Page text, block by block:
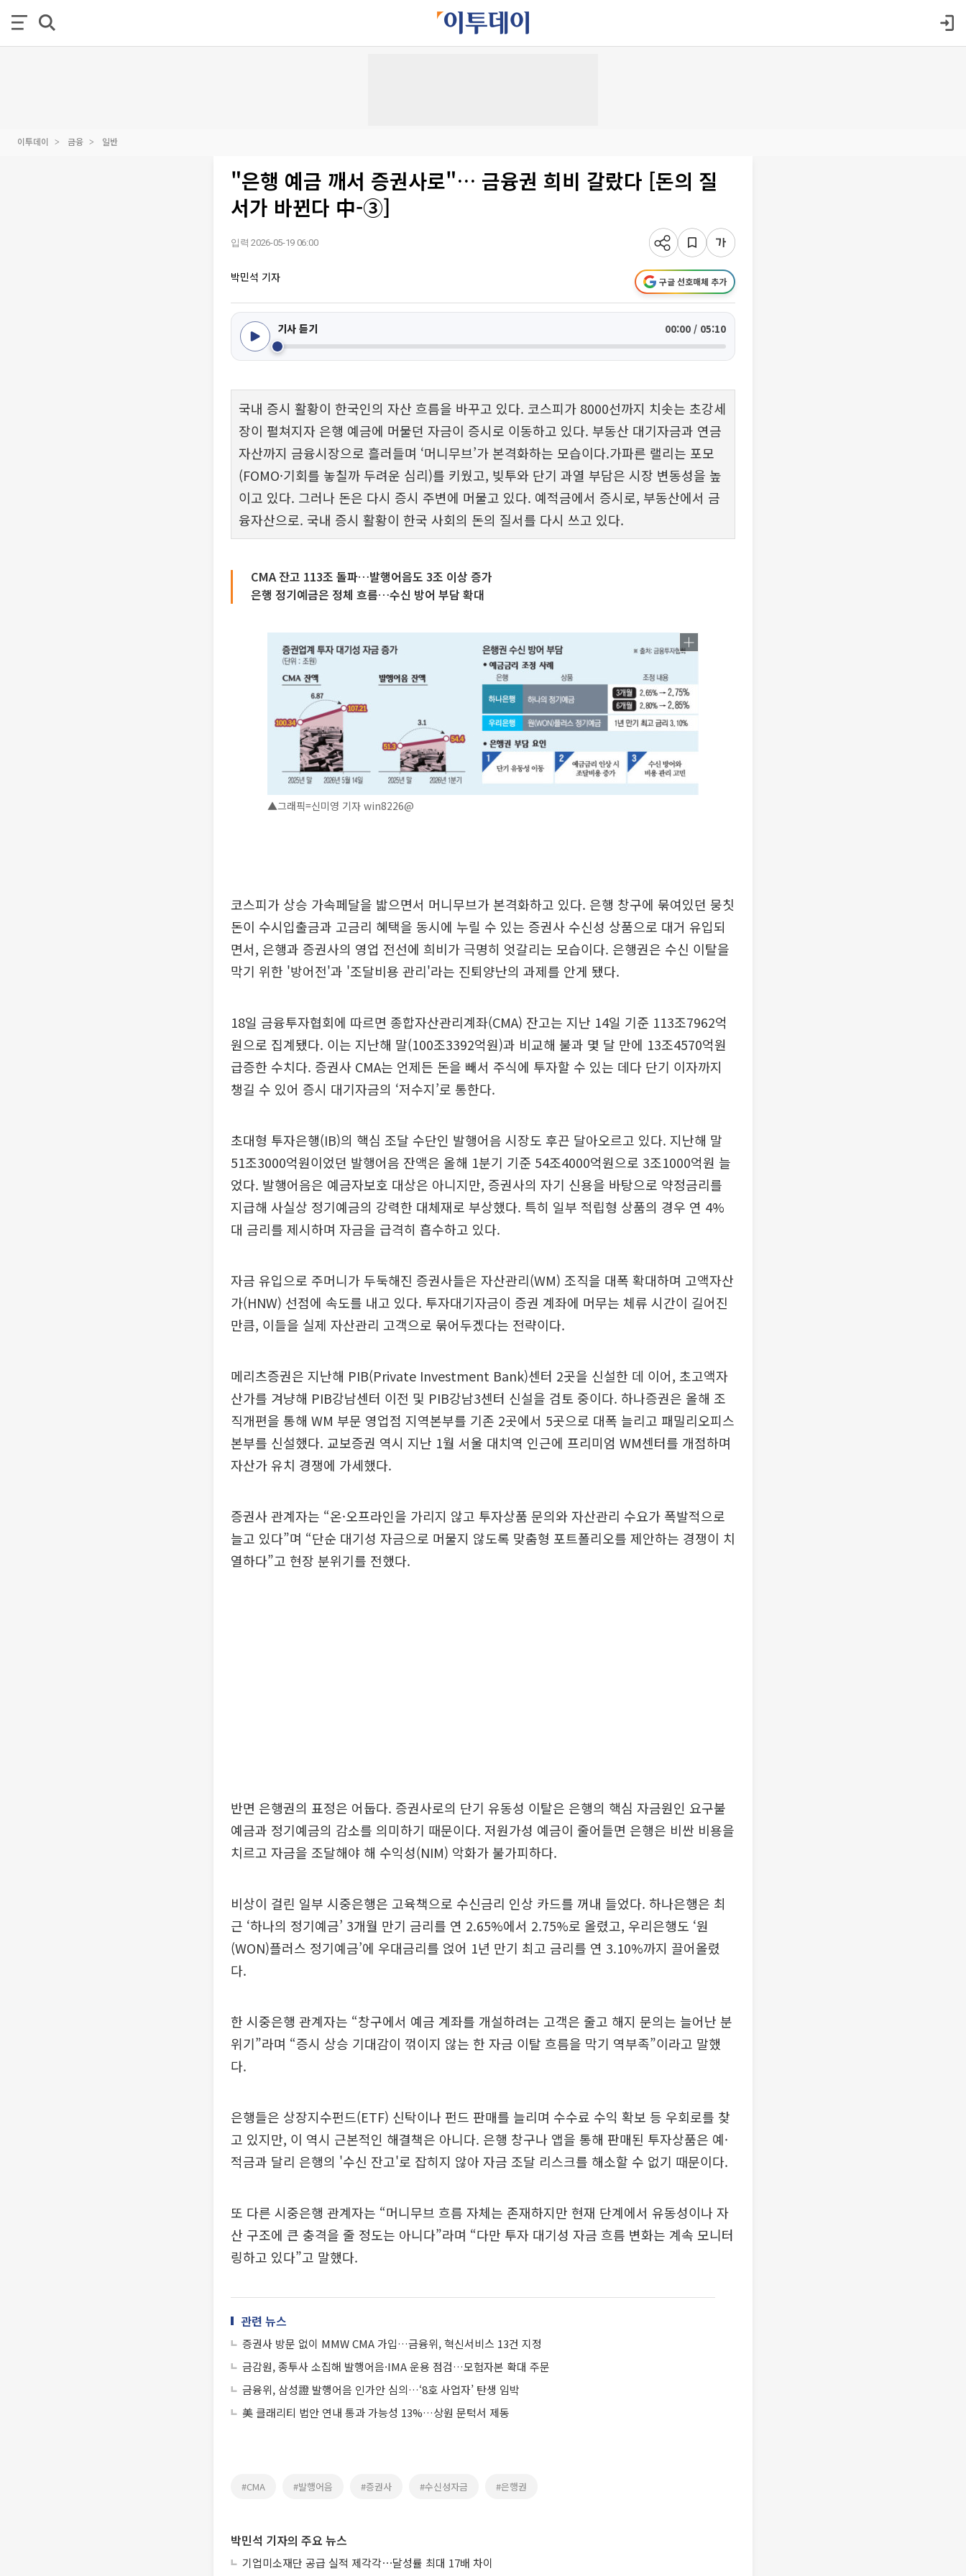
이투데이 금융 일반
"은행 예금 깨서 증권사로"… 금융권 희비 갈랐다 [돈의 질
서가 바뀐다 中-③]
입력 2026-05-19 06:00
박민석 기자 구글 선호매체 추가
기사 듣기 00:00 / 05:10
국내 증시 활황이 한국인의 자산 흐름을 바꾸고 있다. 코스피가 8000선까지 치솟는 초강세
장이 펼쳐지자 은행 예금에 머물던 자금이 증시로 이동하고 있다. 부동산 대기자금과 연금
자산까지 금융시장으로 흘러들며 ‘머니무브’가 본격화하는 모습이다.가파른 랠리는 포모
(FOMO·기회를 놓칠까 두려운 심리)를 키웠고, 빚투와 단기 과열 부담은 시장 변동성을 높
이고 있다. 그러나 돈은 다시 증시 주변에 머물고 있다. 예적금에서 증시로, 부동산에서 금
융자산으로. 국내 증시 활황이 한국 사회의 돈의 질서를 다시 쓰고 있다.
CMA 잔고 113조 돌파…발행어음도 3조 이상 증가
은행 정기예금은 정체 흐름…수신 방어 부담 확대
▲그래픽=신미영 기자 win8226@
코스피가 상승 가속페달을 밟으면서 머니무브가 본격화하고 있다. 은행 창구에 묶여있던 뭉칫
돈이 수시입출금과 고금리 혜택을 동시에 누릴 수 있는 증권사 수신성 상품으로 대거 유입되
면서, 은행과 증권사의 영업 전선에 희비가 극명히 엇갈리는 모습이다. 은행권은 수신 이탈을
막기 위한 '방어전'과 '조달비용 관리'라는 진퇴양난의 과제를 안게 됐다.
18일 금융투자협회에 따르면 종합자산관리계좌(CMA) 잔고는 지난 14일 기준 113조7962억
원으로 집계됐다. 이는 지난해 말(100조3392억원)과 비교해 불과 몇 달 만에 13조4570억원
급증한 수치다. 증권사 CMA는 언제든 돈을 빼서 주식에 투자할 수 있는 데다 단기 이자까지
챙길 수 있어 증시 대기자금의 ‘저수지’로 통한다.
초대형 투자은행(IB)의 핵심 조달 수단인 발행어음 시장도 후끈 달아오르고 있다. 지난해 말
51조3000억원이었던 발행어음 잔액은 올해 1분기 기준 54조4000억원으로 3조1000억원 늘
었다. 발행어음은 예금자보호 대상은 아니지만, 증권사의 자기 신용을 바탕으로 약정금리를
지급해 사실상 정기예금의 강력한 대체재로 부상했다. 특히 일부 적립형 상품의 경우 연 4%
대 금리를 제시하며 자금을 급격히 흡수하고 있다.
자금 유입으로 주머니가 두둑해진 증권사들은 자산관리(WM) 조직을 대폭 확대하며 고액자산
가(HNW) 선점에 속도를 내고 있다. 투자대기자금이 증권 계좌에 머무는 체류 시간이 길어진
만큼, 이들을 실제 자산관리 고객으로 묶어두겠다는 전략이다.
메리츠증권은 지난해 PIB(Private Investment Bank)센터 2곳을 신설한 데 이어, 초고액자
산가를 겨냥해 PIB강남센터 이전 및 PIB강남3센터 신설을 검토 중이다. 하나증권은 올해 조
직개편을 통해 WM 부문 영업점 지역본부를 기존 2곳에서 5곳으로 대폭 늘리고 패밀리오피스
본부를 신설했다. 교보증권 역시 지난 1월 서울 대치역 인근에 프리미엄 WM센터를 개점하며
자산가 유치 경쟁에 가세했다.
증권사 관계자는 “온·오프라인을 가리지 않고 투자상품 문의와 자산관리 수요가 폭발적으로
늘고 있다”며 “단순 대기성 자금으로 머물지 않도록 맞춤형 포트폴리오를 제안하는 경쟁이 치
열하다”고 현장 분위기를 전했다.
반면 은행권의 표정은 어둡다. 증권사로의 단기 유동성 이탈은 은행의 핵심 자금원인 요구불
예금과 정기예금의 감소를 의미하기 때문이다. 저원가성 예금이 줄어들면 은행은 비싼 비용을
치르고 자금을 조달해야 해 수익성(NIM) 악화가 불가피하다.
비상이 걸린 일부 시중은행은 고육책으로 수신금리 인상 카드를 꺼내 들었다. 하나은행은 최
근 ‘하나의 정기예금’ 3개월 만기 금리를 연 2.65%에서 2.75%로 올렸고, 우리은행도 ‘원
(WON)플러스 정기예금’에 우대금리를 얹어 1년 만기 최고 금리를 연 3.10%까지 끌어올렸
다.
한 시중은행 관계자는 “창구에서 예금 계좌를 개설하려는 고객은 줄고 해지 문의는 늘어난 분
위기”라며 “증시 상승 기대감이 꺾이지 않는 한 자금 이탈 흐름을 막기 역부족”이라고 말했
다.
은행들은 상장지수펀드(ETF) 신탁이나 펀드 판매를 늘리며 수수료 수익 확보 등 우회로를 찾
고 있지만, 이 역시 근본적인 해결책은 아니다. 은행 창구나 앱을 통해 판매된 투자상품은 예·
적금과 달리 은행의 '수신 잔고'로 잡히지 않아 자금 조달 리스크를 해소할 수 없기 때문이다.
또 다른 시중은행 관계자는 “머니무브 흐름 자체는 존재하지만 현재 단계에서 유동성이나 자
산 구조에 큰 충격을 줄 정도는 아니다”라며 “다만 투자 대기성 자금 흐름 변화는 계속 모니터
링하고 있다”고 말했다.
관련 뉴스
증권사 방문 없이 MMW CMA 가입…금융위, 혁신서비스 13건 지정
금감원, 종투사 소집해 발행어음·IMA 운용 점검…모험자본 확대 주문
금융위, 삼성證 발행어음 인가안 심의…‘8호 사업자’ 탄생 임박
美 클래리티 법안 연내 통과 가능성 13%…상원 문턱서 제동
#CMA #발행어음 #증권사 #수신성자금 #은행권
박민석 기자의 주요 뉴스
기업미소재단 공급 실적 제각각⋯달성률 최대 17배 차이